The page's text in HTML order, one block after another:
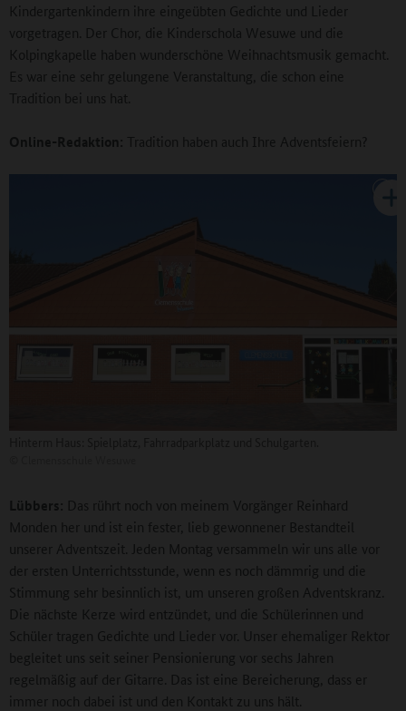
Kindergartenkindern ihre eingeübten Gedichte und Lieder
vorgetragen. Der Chor, die Kinderschola Wesuwe und die
Kolpingkapelle haben wunderschöne Weihnachtsmusik gemacht.
Es war eine sehr gelungene Veranstaltung, die schon eine
Tradition bei uns hat.
Online-Redaktion: Tradition haben auch Ihre Adventsfeiern?
Lübbers: Das rührt noch von meinem Vorgänger Reinhard
Monden her und ist ein fester, lieb gewonnener Bestandteil
unserer Adventszeit. Jeden Montag versammeln wir uns alle vor
der ersten Unterrichtsstunde, wenn es noch dämmrig und die
Stimmung sehr besinnlich ist, um unseren großen Adventskranz.
Die nächste Kerze wird entzündet, und die Schülerinnen und
Schüler tragen Gedichte und Lieder vor. Unser ehemaliger Rektor
begleitet uns seit seiner Pensionierung vor sechs Jahren
regelmäßig auf der Gitarre. Das ist eine Bereicherung, dass er
immer noch dabei ist und den Kontakt zu uns hält.